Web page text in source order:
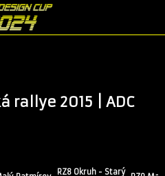
rallye 2015 | ADC
RZ8 Okruh - Starý